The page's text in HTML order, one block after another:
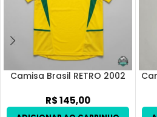
Camisa Brasil RETRO 2002
R$145,00